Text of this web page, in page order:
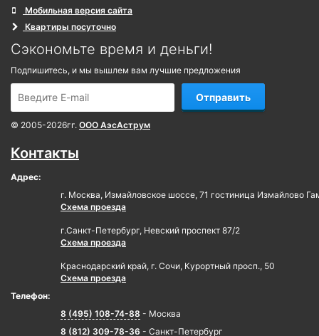
Мобильная версия сайта
Квартиры посуточно
Сэкономьте время и деньги!
Подпишитесь, и мы вышлем вам лучшие предложения
Отправить
© 2005-2026гг. ООО АэсАструм
Контакты
Адрес:
г. Москва, Измайловское шоссе, 71 гостиница Измайлово
Схема проезда
г.Санкт-Петербург, Невский проспект 87/2
Схема проезда
Краснодарский край, г. Сочи, Курортный просп., 50
Схема проезда
Телефон:
8 (495) 108-74-88 - Москва
8 (812) 309-78-36 - Санкт-Петербург